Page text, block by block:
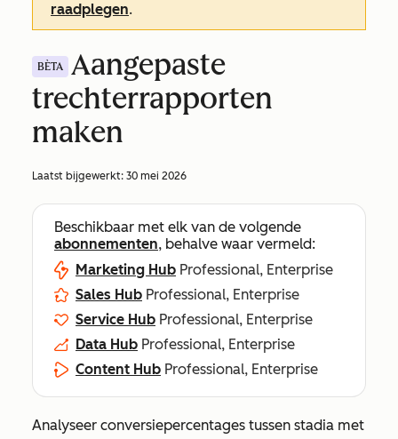
raadplegen.
BÈTA
Aangepaste
trechterrapporten
maken
Laatst bijgewerkt: 30 mei 2026
Beschikbaar met elk van de volgende
abonnementen, behalve waar vermeld:
Marketing Hub Professional, Enterprise
Sales Hub Professional, Enterprise
Service Hub Professional, Enterprise
Data Hub Professional, Enterprise
Content Hub Professional, Enterprise
Analyseer conversiepercentages tussen stadia met